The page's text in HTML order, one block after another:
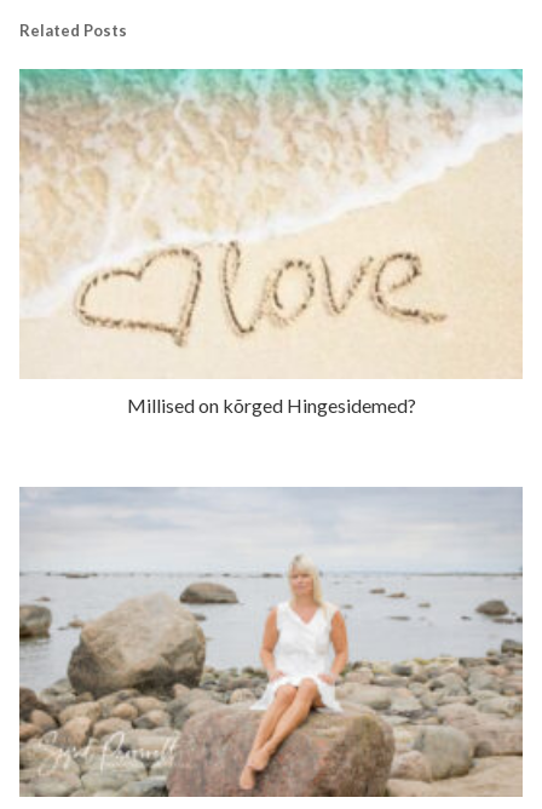
Related Posts
Millised on kõrged Hingesidemed?